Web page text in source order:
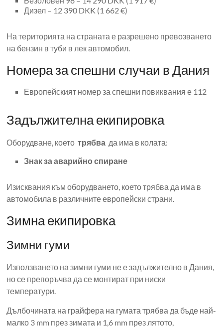
Дизел – 12 390 DKK (1 662 €)
На територията на страната е разрешено превозването
на бензин в туби в лек автомобил.
Номера за спешни случаи в Дания
Европейският номер за спешни повиквания е 112
Задължителна екипировка
Оборудване, коетотрябва да има в колата:
Знак за аварийно спиране
Изисквания към оборудването, което трябва да има в
автомобила в различните европейски страни.
Зимна екипировка
Зимни гуми
Използването на зимни гуми не е задължително в Дания,
но се препоръчва да се монтират при ниски
температури.
Дълбочината на грайфера на гумата трябва да бъде най-
малко 3 mm през зимата и 1,6 mm през лятото,